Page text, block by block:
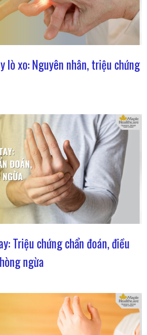
lò xo: Nguyên nhân, triệu chứng
Triệu chứng chẩn đoán, điều
ngừa